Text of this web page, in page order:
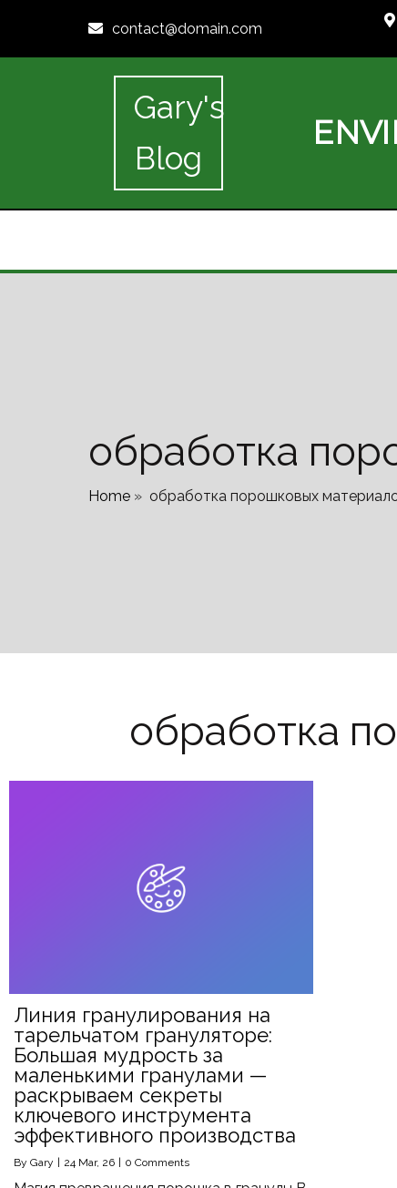
contact@domain.com
Gary's
Blog
обработка
Home » обработка порошковых
обработка
Линия гранулирования на
тарельчатом грануляторе:
Большая мудрость за
маленькими гранулами —
раскрываем секреты
ключевого инструмента
эффективного производства
By Gary | 24 Mar, 26 | 0 Comments